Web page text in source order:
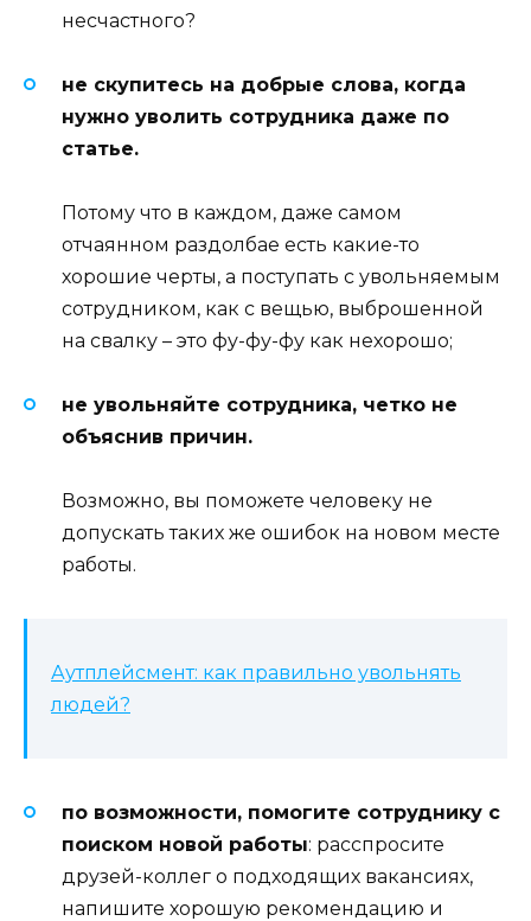
несчастного?
не скупитесь на добрые слова, когда
нужно уволить сотрудника даже по
статье.
Потому что в каждом, даже самом
отчаянном раздолбае есть какие-то
хорошие черты, а поступать с увольняемым
сотрудником, как с вещью, выброшенной
на свалку – это фу-фу-фу как нехорошо;
не увольняйте сотрудника, четко не
объяснив причин.
Возможно, вы поможете человеку не
допускать таких же ошибок на новом месте
работы.
Аутплейсмент: как правильно увольнять
людей?
по возможности, помогите сотруднику с
поиском новой работы: расспросите
друзей-коллег о подходящих вакансиях,
напишите хорошую рекомендацию и